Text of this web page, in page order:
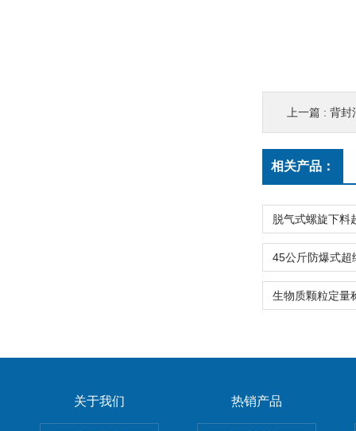
上一篇 : 背封
相关产品：
关于我们 热销产品